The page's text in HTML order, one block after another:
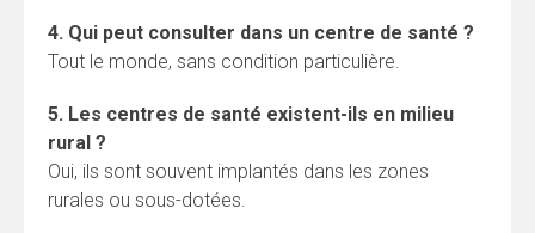
4. Qui peut consulter dans un centre de santé ?
Tout le monde, sans condition particulière.
5. Les centres de santé existent-ils en milieu
rural ?
Oui, ils sont souvent implantés dans les zones
rurales ou sous-dotées.